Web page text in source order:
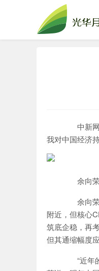
中新网
我对中国经济
余向荣
余向荣
附近，但核心
筑底企稳，再
但其通缩幅度
“近年的